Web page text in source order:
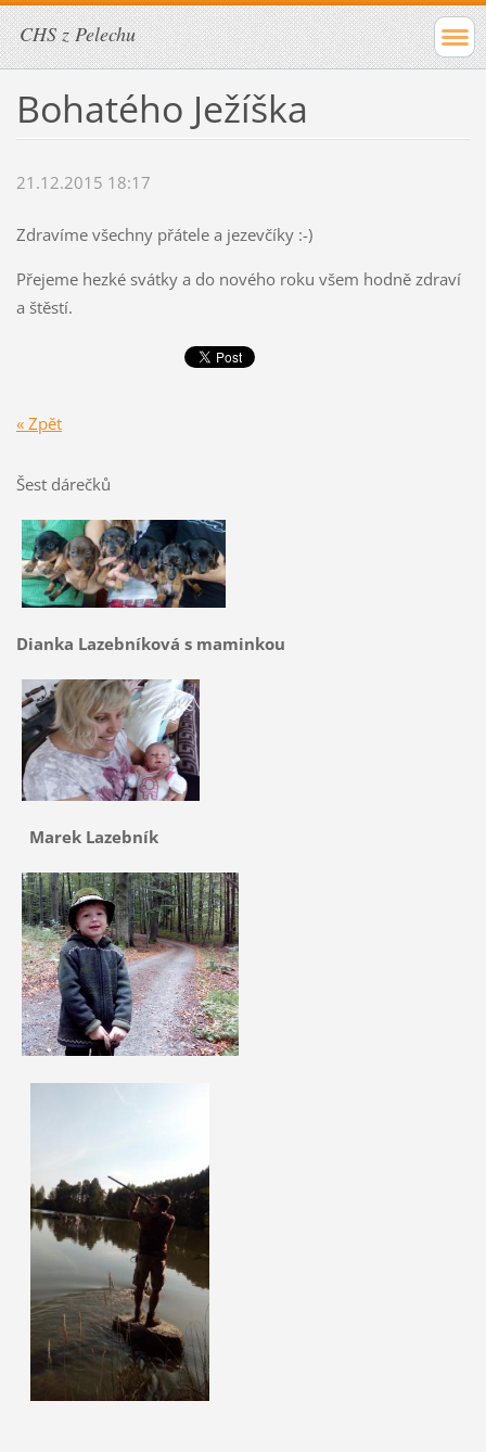
CHS z Pelechu
Bohatého Ježíška
21.12.2015 18:17
Zdravíme všechny přátele a jezevčíky :-)
Přejeme hezké svátky a do nového roku všem hodně zdraví
a štěstí.
« Zpět
Šest dárečků
Dianka Lazebníková s maminkou
Marek Lazebník